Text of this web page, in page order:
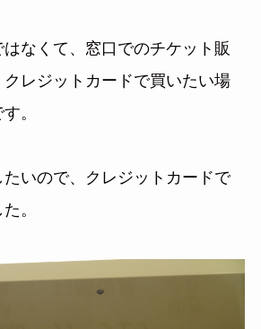
なくて、窓口でのチケット販
レジットカードで買いたい場
。
いので、クレジットカードで
。